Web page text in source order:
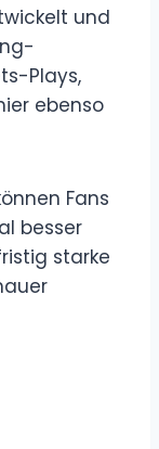
und
Plays,
ebenso
Fans
besser
starke